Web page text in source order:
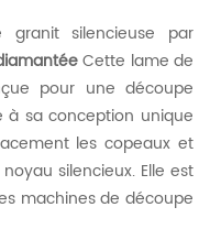
silencieuse par
Cette lame de
pour une découpe
à sa conception unique
les copeaux et
silencieux. Elle est
machines de découpe